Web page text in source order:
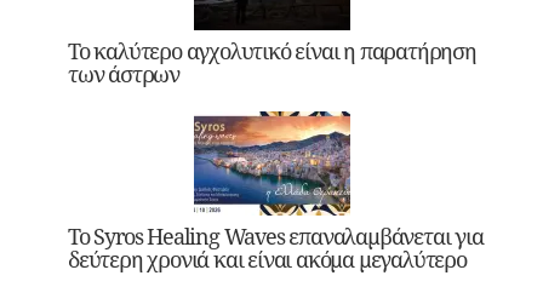
Το καλύτερο αγχολυτικό είναι η παρατήρηση
των άστρων
Το Syros Healing Waves επαναλαμβάνεται για
δεύτερη χρονιά και είναι ακόμα μεγαλύτερο